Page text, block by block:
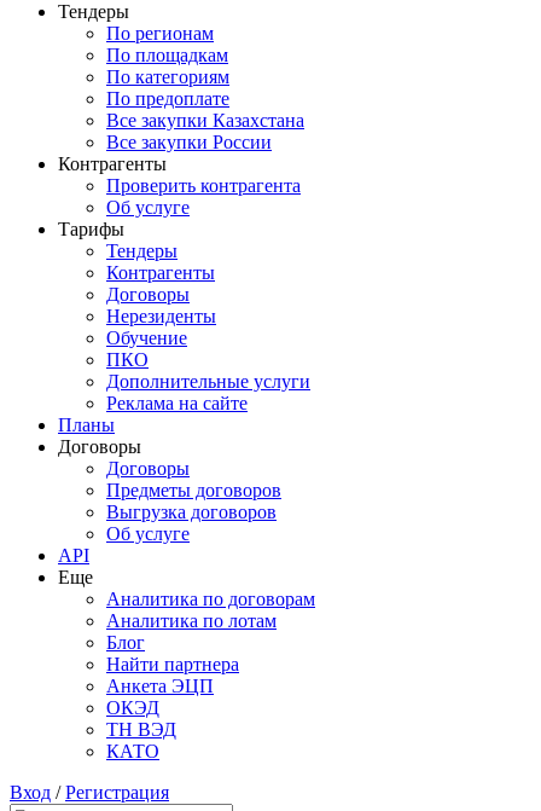
Тендеры
По регионам
По площадкам
По категориям
По предоплате
Все закупки Казахстана
Все закупки России
Контрагенты
Проверить контрагента
Об услуге
Тарифы
Тендеры
Контрагенты
Договоры
Нерезиденты
Обучение
ПКО
Дополнительные услуги
Реклама на сайте
Планы
Договоры
Договоры
Предметы договоров
Выгрузка договоров
Об услуге
API
Еще
Аналитика по договорам
Аналитика по лотам
Блог
Найти партнера
Анкета ЭЦП
ОКЭД
ТН ВЭД
КАТО
Вход /Регистрация